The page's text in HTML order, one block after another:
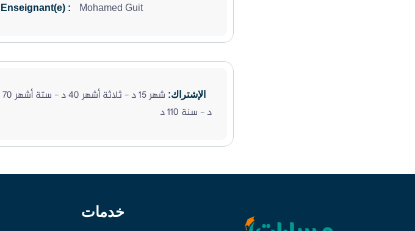
Enseignant(e) : Mohamed Guit
الإشتراك:
شهر 15 د - ثلاثة أشهر 40 د - ستة أشهر 70
د - سنة 110 د
خدمات